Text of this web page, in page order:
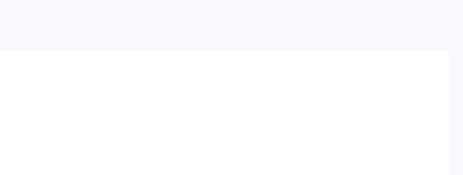
thời thoát ra ngoài. Điều này giúp người dùng có